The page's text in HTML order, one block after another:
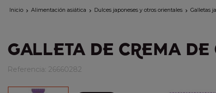
Inicio  Alimentación asiática  Dulces japoneses y otros orientales  Galletas
GALLETA DE CREMA
Referencia: 26660282